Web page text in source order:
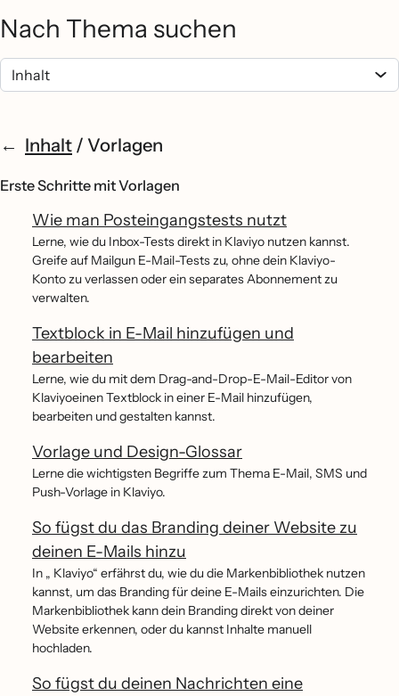
Nach Thema suchen
Inhalt / Vorlagen
Erste Schritte mit Vorlagen
Wie man Posteingangstests nutzt
Lerne, wie du Inbox-Tests direkt in Klaviyo nutzen kannst.
Greife auf Mailgun E-Mail-Tests zu, ohne dein Klaviyo-
Konto zu verlassen oder ein separates Abonnement zu
verwalten.
Textblock in E-Mail hinzufügen und
bearbeiten
Lerne, wie du mit dem Drag-and-Drop-E-Mail-Editor von
Klaviyoeinen Textblock in einer E-Mail hinzufügen,
bearbeiten und gestalten kannst.
Vorlage und Design-Glossar
Lerne die wichtigsten Begriffe zum Thema E-Mail, SMS und
Push-Vorlage in Klaviyo.
So fügst du das Branding deiner Website zu
deinen E-Mails hinzu
In „ Klaviyo“ erfährst du, wie du die Markenbibliothek nutzen
kannst, um das Branding für deine E-Mails einzurichten. Die
Markenbibliothek kann dein Branding direkt von deiner
Website erkennen, oder du kannst Inhalte manuell
hochladen.
So fügst du deinen Nachrichten eine